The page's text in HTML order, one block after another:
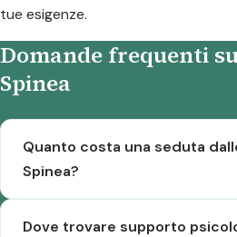
tue esigenze.
Domande frequenti
Spinea
Quanto costa una seduta
Spinea?
Dove trovare supporto